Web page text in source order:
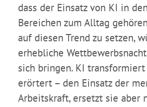
dass der Einsatz von KI in
Bereichen zum Alltag
auf diesen Trend zu setzen,
erhebliche
sich bringen. KI
erörtert – den Einsatz der
Arbeitskraft, ersetzt sie aber